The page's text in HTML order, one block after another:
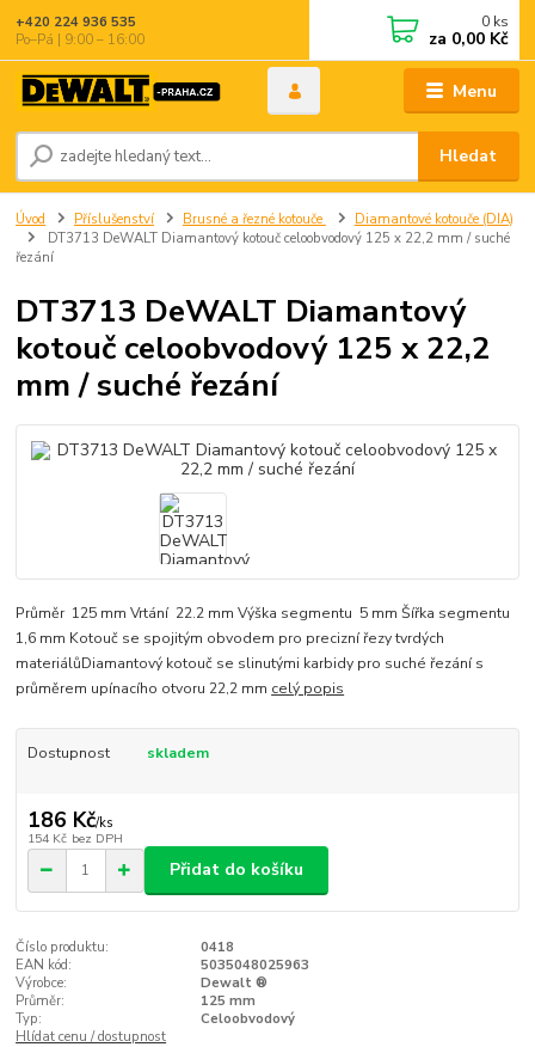
Menu
Hledat
+420 224 936 535
Po–Pá | 9:00 – 16:00
0 ks
za 0,00 Kč
Úvod Příslušenství Brusné a řezné kotouče
Diamantové kotouče (DIA)
DT3713 DeWALT Diamantový kotouč celoobvodový 125 x 22,2 mm / suché
řezání
DT3713 DeWALT Diamantový
kotouč celoobvodový 125 x 22,2
mm / suché řezání
Průměr 125 mm Vrtání 22.2 mm Výška segmentu 5 mm Šířka segmentu
1,6 mm Kotouč se spojitým obvodem pro precizní řezy tvrdých
materiálůDiamantový kotouč se slinutými karbidy pro suché řezání s
průměrem upínacího otvoru 22,2 mm celý popis
Dostupnost skladem
186 Kč/ks
154 Kč bez DPH
Přidat do košíku
Číslo produktu:
0418
EAN kód:
5035048025963
Výrobce:
Dewalt ®
Průměr:
125 mm
Typ:
Celoobvodový
Hlídat cenu / dostupnost